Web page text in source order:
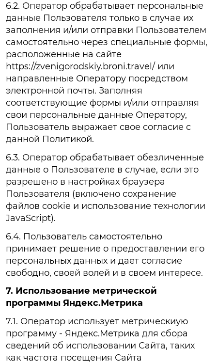
6.2. Оператор обрабатывает персональные
данные Пользователя только в случае их
заполнения и/или отправки Пользователем
самостоятельно через специальные формы,
расположенные на сайте
https://zvenigorodskiy.broni.travel/ или
направленные Оператору посредством
электронной почты. Заполняя
соответствующие формы и/или отправляя
свои персональные данные Оператору,
Пользователь выражает свое согласие с
данной Политикой.
6.3. Оператор обрабатывает обезличенные
данные о Пользователе в случае, если это
разрешено в настройках браузера
Пользователя (включено сохранение
файлов cookie и использование технологии
JavaScript).
6.4. Пользователь самостоятельно
принимает решение о предоставлении его
персональных данных и дает согласие
свободно, своей волей и в своем интересе.
7. Использование метрической
программы Яндекс.Метрика
7.1. Оператор использует метрическиую
программу - Яндекс.Метрика для сбора
сведений об использовании Сайта, таких
как частота посещения Сайта